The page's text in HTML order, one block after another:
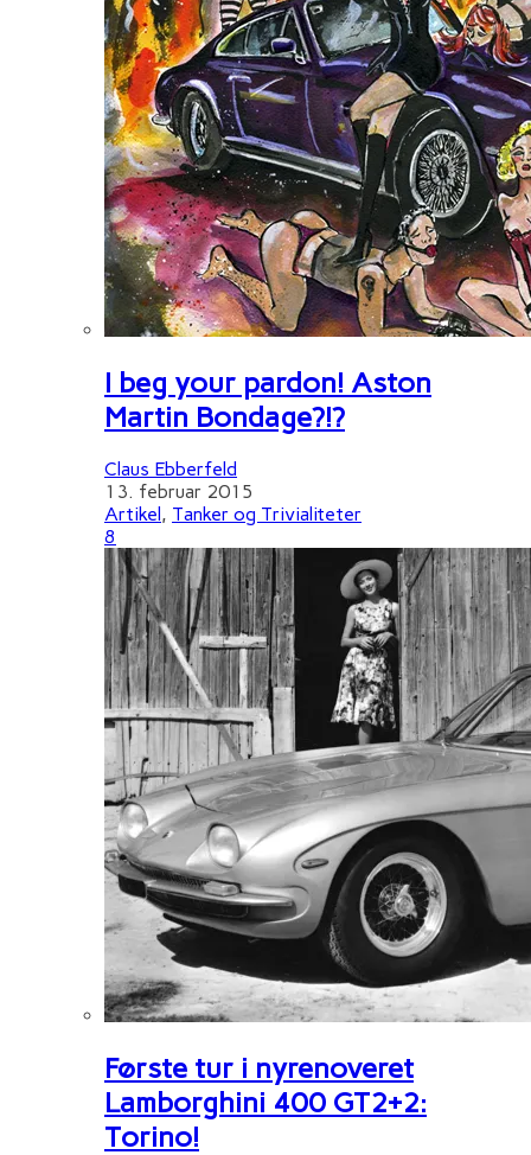
I beg your pardon! Aston
Martin Bondage?!?
Claus Ebberfeld
13. februar 2015
Artikel, Tanker og Trivialiteter
8
Første tur i nyrenoveret
Lamborghini 400 GT2+2:
Torino!